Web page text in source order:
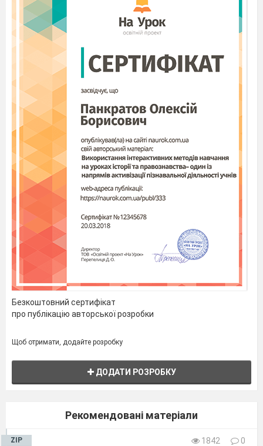
третє число;
3+3=6.
Запам’ятати
Сума 6.
Збільшуємо
натуральне
число на 1.
4 крок:
1, 2, 3,4,5.
Сума + четверте число; 6+
Запам’ятати Сума 10. Збільшуємо натуральне
число на 1.
5 крок:
1, 2, 3, 4,5.
Сума + п’яте число; 10+
Сума 15. Збільшуємо натуральне число на 1.
При правильній організації даного
алгоритму на екран має бути виведене число
Безкоштовний сертифікат
про публікацію авторської розробки
Щоб отримати, додайте розробку
ДОДАТИ РОЗРОБКУ
Рекомендовані матеріали
ZIP 1842
0